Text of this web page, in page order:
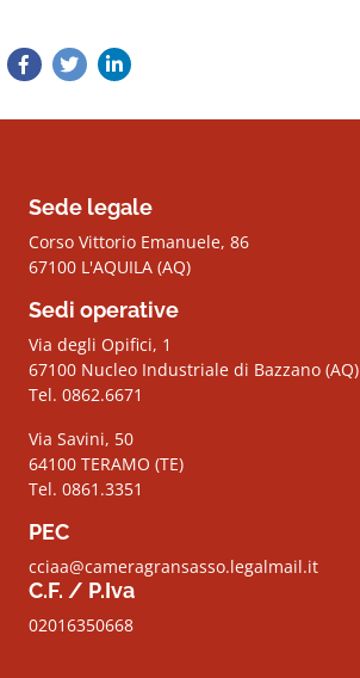
Sede legale
Corso Vittorio Emanuele, 86
67100 L'AQUILA (AQ)
Sedi operative
Via degli Opifici, 1
67100 Nucleo Industriale di Bazzano (AQ)
Tel. 0862.6671
Via Savini, 50
64100 TERAMO (TE)
Tel. 0861.3351
PEC
cciaa@cameragransasso.legalmail.it
C.F. / P.Iva
02016350668